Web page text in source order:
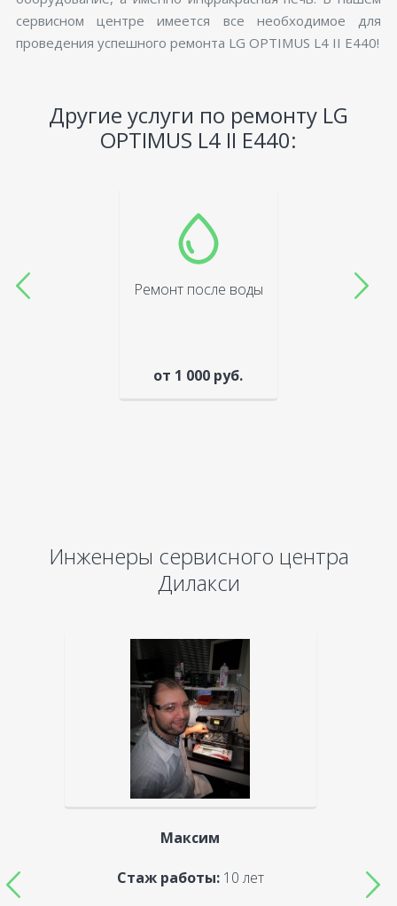
сервисном центре имеется все необходимое для
проведения успешного ремонта LG OPTIMUS L4 II E440!
Другие услуги по ремонту LG
OPTIMUS L4 II E440:
Ремонт после воды
от 1 000 руб.
Инженеры сервисного центра
Дилакси
Максим
Стаж работы:10 лет